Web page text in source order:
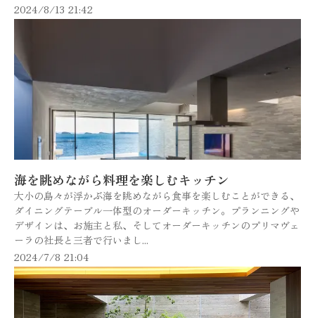
2024/8/13 21:42
海を眺めながら料理を楽しむキッチン
大小の島々が浮かぶ海を眺めながら食事を楽しむことができる、
ダイニングテーブル一体型のオーダーキッチン。プランニングや
デザインは、お施主と私、そしてオーダーキッチンのプリマヴェ
ーラの社長と三者で行いまし...
2024/7/8 21:04